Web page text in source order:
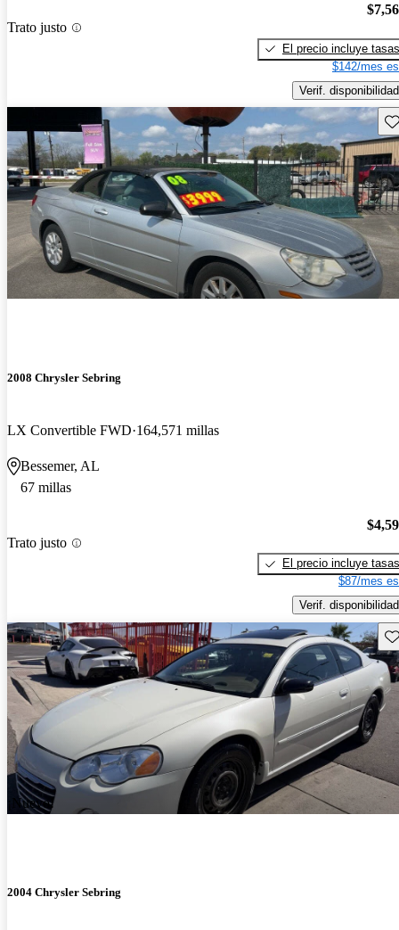
Trato justo
El precio incluye tasas
$142/mes
Verif. disponibilidad
2008 Chrysler Sebring
LX Convertible FWD 164,571 millas
Bessemer, AL
67 millas
Trato justo
El precio incluye tasas
$87/mes
Verif. disponibilidad
¡Nuevo!
2004 Chrysler Sebring